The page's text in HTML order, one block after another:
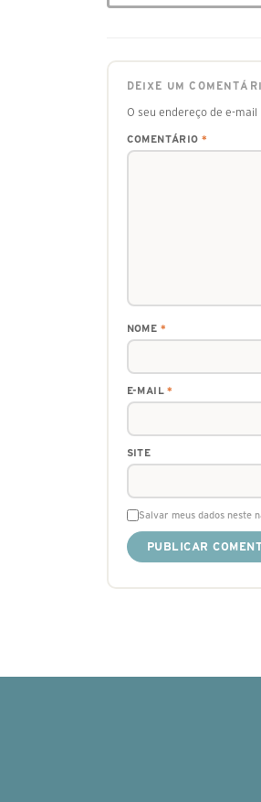
DEIXE UM
O seu endereço de e-mail
COMENTÁRIO *
NOME *
E-MAIL*
SITE
Salvar meus dados neste